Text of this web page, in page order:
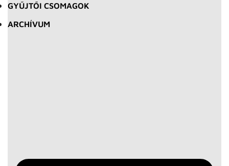
GYŰJTŐI CSOMAGOK
ARCHÍVUM